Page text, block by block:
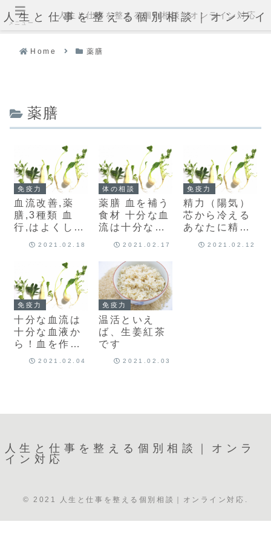
人生と仕事を整える個別相談｜オンラ
Home 薬膳
薬膳
免疫力
血流改善,薬
膳,3種類 血
行,はよくして
2021.02.18
体の相談
薬膳 血を補う
食材 十分な血
流は十分な血
類
2021.02.17
免疫力
精力（陽気）
芯から冷える
あなたに精を
2021.02.12
免疫力
十分な血流は
十分な血液か
ら！血を作る
薬膳3種類
2021.02.04
免疫力
温活といえ
ば、生姜紅茶
です
2021.02.03
人生と仕事を整える個別相談｜オンラ
イン対応
© 2021 人生と仕事を整える個別相談｜オンライン対応.
メニュー
人生と仕事を整える個別相談｜オンライン対応